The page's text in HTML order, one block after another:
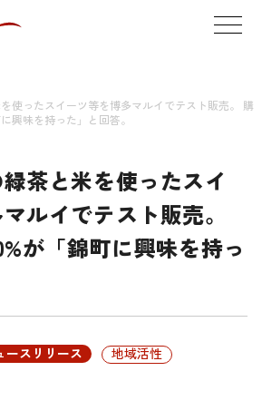
使ったスイーツ等を博多マルイでテスト販売。 購
興味を持った」と回答。
茶と米を使ったスイ
ルイでテスト販売。
が「錦町に興味を持っ
ースリリース
地域活性